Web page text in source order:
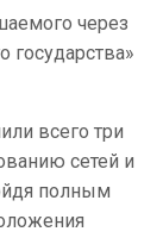
через
государства»
всего три
сетей и
полным